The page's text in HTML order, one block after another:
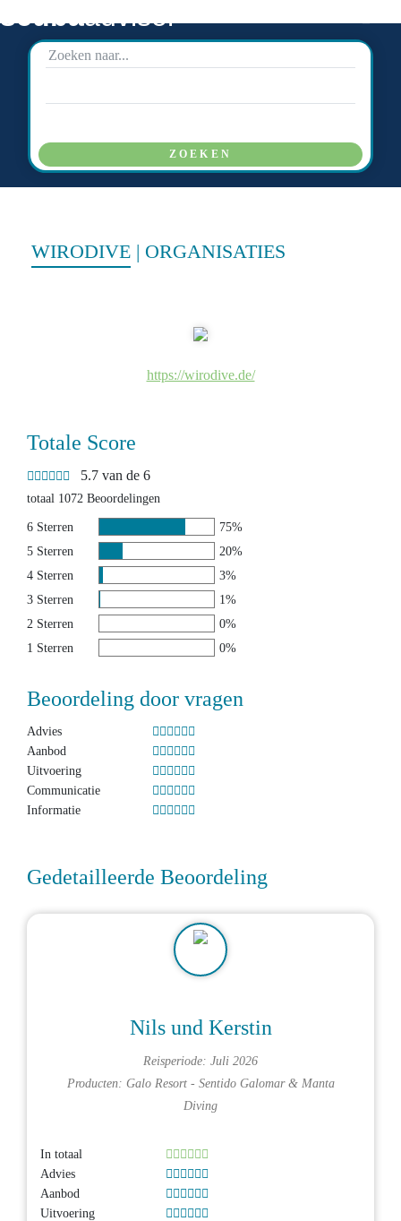
scubaadvisor
ZOEKEN
WIRODIVE | ORGANISATIES
https://wirodive.de/
Totale Score
5.7 van de 6
totaal 1072 Beoordelingen
6 Sterren
75%
5 Sterren
20%
4 Sterren
3%
3 Sterren
1%
2 Sterren
0%
1 Sterren
0%
Beoordeling door vragen
Advies
Aanbod
Uitvoering
Communicatie
Informatie
Gedetailleerde Beoordeling
Nils und Kerstin
Reisperiode: Juli 2026
Producten: Galo Resort - Sentido Galomar& Manta
Diving
In totaal
Advies
Aanbod
Uitvoering